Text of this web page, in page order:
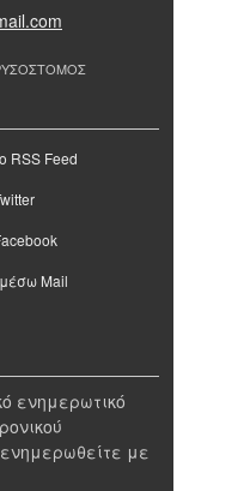
RSS Feed
Mail
ενημερωτικό
με